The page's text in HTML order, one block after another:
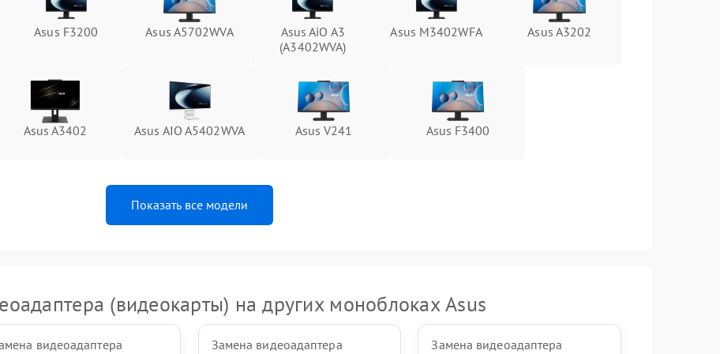
Неисправность тачпада (если есть) 60 мин 1 год 1500 ₽ Подробнее →
Поломка веб-камеры 60 мин 1 год 1000 ₽
Неисправность микрофона 60 мин 1 год 1000 ₽
Неисправность BIOS 60 мин
Asus F3200 Asus A5702WVA
Asus AiO A3
(A3402WVA)
Asus M3402WFA Asus A3202
Asus A3402 Asus AIO A5402WVA Asus V241 Asus F3400
Показать все модели
(видеокарты) на других моноблоках Asus
видеоадаптера
Замена видеоадаптера
Замена видеоадаптера